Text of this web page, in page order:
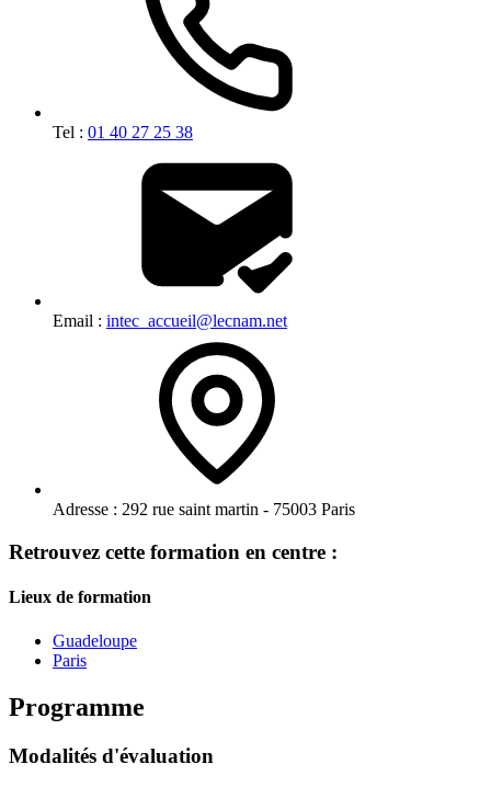
Tel : 01 40 27 25 38
Email : intec_accueil@lecnam.net
Adresse : 292 rue saint martin - 75003 Paris
Retrouvez cette formation en centre :
Lieux de formation
Guadeloupe
Paris
Programme
Modalités d'évaluation